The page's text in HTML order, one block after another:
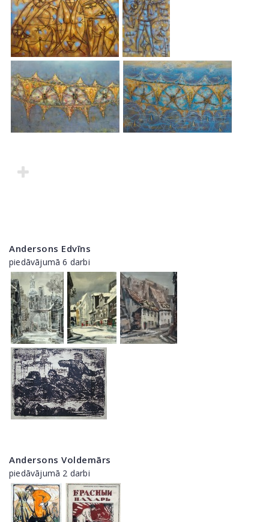
Andersons Edvīns
piedāvājumā 6 darbi
Andersons Voldemārs
piedāvājumā 2 darbi